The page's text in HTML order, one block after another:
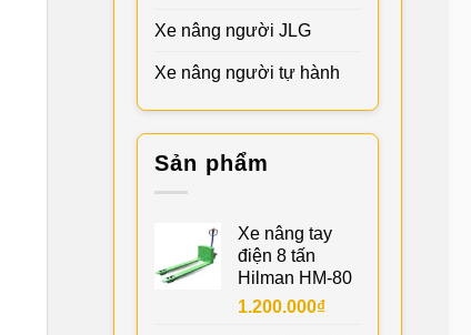
Xe nâng người JLG
Xe nâng người tự hành
Sản phẩm
Xe nâng tay
điện 8 tấn
Hilman HM-80
1.200.000₫